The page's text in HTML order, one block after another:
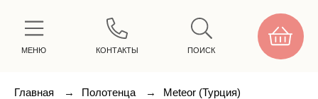
МЕНЮ КОНТАКТЫ ПОИСК
Главная → Полотенца → Meteor (Турция)